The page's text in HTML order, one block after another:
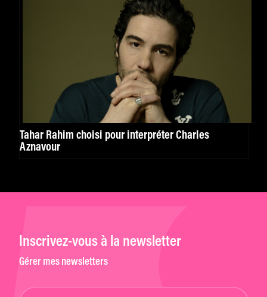
Tahar Rahim choisi pour interpréter Charles
Aznavour
Inscrivez-vous à la newsletter
Gérer mes newsletters